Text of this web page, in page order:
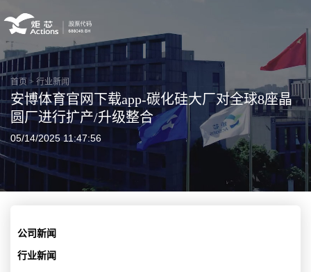
首页 > 行业新闻
安博体育官网下载app-碳化硅大厂对全球8座晶
圆厂进行扩产/升级整合
05/14/2025 11:47:56
公司新闻
行业新闻